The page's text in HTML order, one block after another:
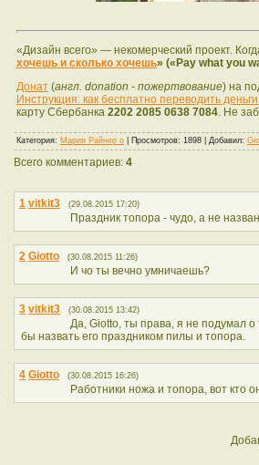
«Дизайн всего» — некомерческий проект.
хочешь и сколько хочешь» («Pay what you
Донат (англ. donation - пожертвование) на
Инструкция: как бесплатно переводить
карту Сбербанка 2202 2085 0638 7084. Не
Категория: Мария Райнер о Просмотров: 1898 | Добавил:
Всего комментариев: 4
1 vitkit3 (29.08.2015 17:20)
Праздник топора - чудо, а не
2 Giotto (30.08.2015 11:26)
И чо ты вечно умничаешь?
3 vitkit3 (30.08.2015 13:42)
Да, Giotto, ты права, я не подумал
бы назвать его праздником пилы и топора.
4 Giotto (30.08.2015 16:26)
Работники ножа и топора, вот кто